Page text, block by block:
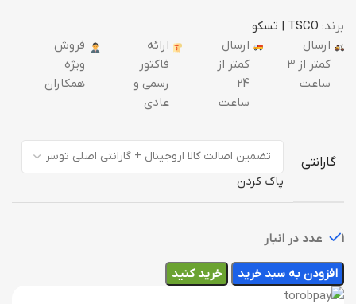
برند: TSCO | تسکو
ارسال
کمتر از 3
ساعت
ارسال
کمتر از
24
ساعت
ارائه
فاکتور
رسمی و
عادی
فروش
ویژه
همکاران
گارانتی
پاک کردن
1 عدد در انبار
افزودن به سبد خرید خرید کنید